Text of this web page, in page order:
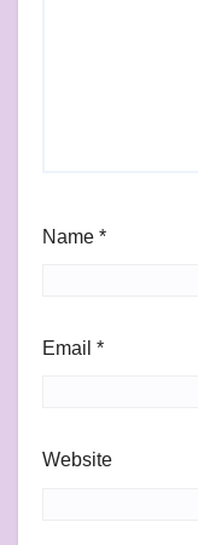
Name *
Email *
Website